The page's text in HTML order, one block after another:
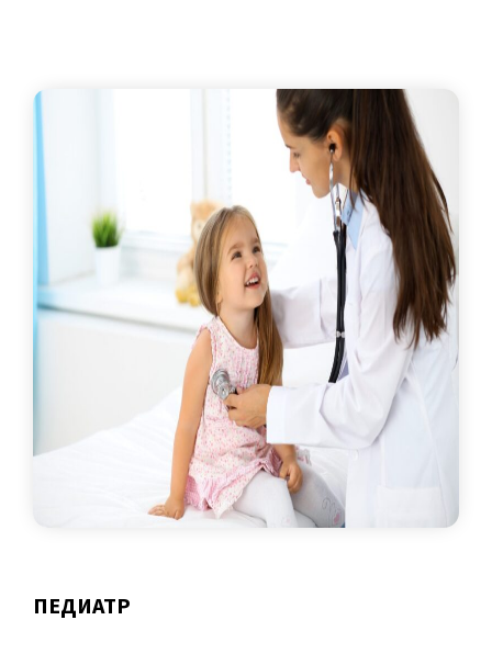
ПЕДИАТР